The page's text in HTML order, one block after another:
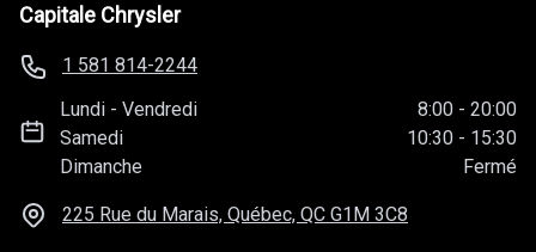
Capitale Chrysler
1 581 814-2244
Lundi -Vendredi 8:00 - 20:00
Samedi
10:30 - 15:30
Dimanche
Fermé
225 Rue du Marais, Québec, QC G1M 3C8